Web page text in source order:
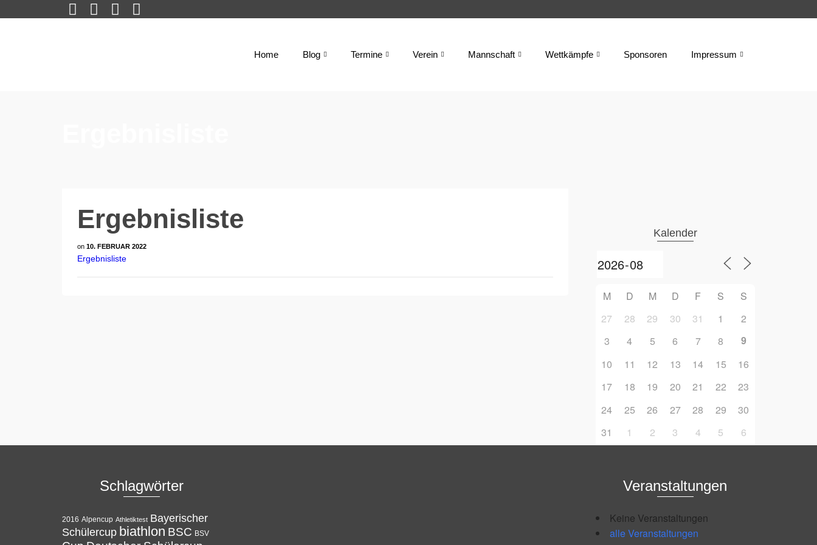
Home Blog Termine Verein Mannschaft Wettkämpfe Sponsoren Impressum
Ergebnisliste
on 10. FEBRUAR 2022
Ergebnisliste
Kalender
M D M D F S
S
27
28 29 30 31 1
2
3
4 5 6 7 8
9
10
11 12 13 14 15
16
17
18 19 20 21 22
23
24
25 26 27 28 29
30
31
1 2 3 4 5 6
Schlagwörter
2016 Alpencup Athletiktest Bayerischer
Schülercup biathlon BSC BSV
Veranstaltungen
Keine Veranstaltungen
alle Veranstaltungen